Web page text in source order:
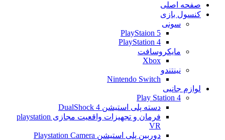
صفحه اصلی
کنسول بازی
سونی
PlayStaion 5
PlayStation 4
مایکروسافت
Xbox
نینتندو
Nintendo Switch
لوازم جانبی
Play Station 4
دسته پلی استیشن 4 DualShock
فرمان و تجهیزات واقعیت مجازی playstation
VR
دوربین پلی استیشن Playstation Camera